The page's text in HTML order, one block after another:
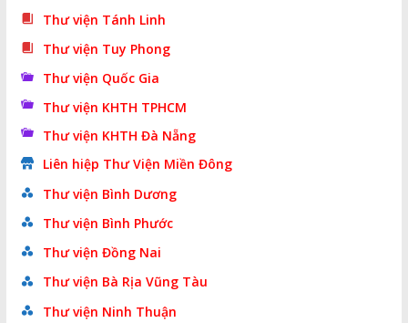
Thư viện Tánh Linh
Thư viện Tuy Phong
Thư viện Quốc Gia
Thư viện KHTH TPHCM
Thư viện KHTH Đà Nẵng
Liên hiệp Thư Viện Miền Đông
Thư viện Bình Dương
Thư viện Bình Phước
Thư viện Đồng Nai
Thư viện Bà Rịa Vũng Tàu
Thư viện Ninh Thuận